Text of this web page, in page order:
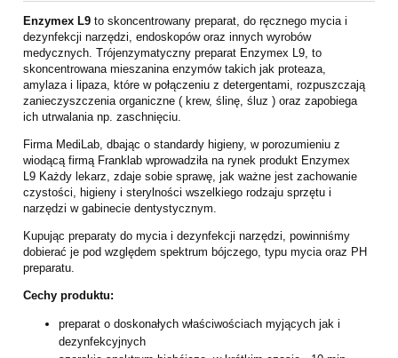
Enzymex L9 to skoncentrowany preparat, do ręcznego mycia i
dezynfekcji narzędzi, endoskopów oraz innych wyrobów
medycznych. Trójenzymatyczny preparat Enzymex L9, to
skoncentrowana mieszanina enzymów takich jak proteaza,
amylaza i lipaza, które w połączeniu z detergentami, rozpuszczają
zanieczyszczenia organiczne ( krew, ślinę, śluz ) oraz zapobiega
ich utrwalania np. zaschnięciu.
Firma MediLab, dbając o standardy higieny, w porozumieniu z
wiodącą firmą Franklab wprowadziła na rynek produkt Enzymex
L9 Każdy lekarz, zdaje sobie sprawę, jak ważne jest zachowanie
czystości, higieny i sterylności wszelkiego rodzaju sprzętu i
narzędzi w gabinecie dentystycznym.
Kupując preparaty do mycia i dezynfekcji narzędzi, powinniśmy
dobierać je pod względem spektrum bójczego, typu mycia oraz PH
preparatu.
Cechy produktu:
preparat o doskonałych właściwościach myjących jak i
dezynfekcyjnych